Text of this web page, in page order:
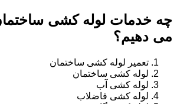
چه خدمات لوله کشی
می دهیم؟
تعمیر لوله کشی ساختمان
لوله کشی ساختمان
لوله کشی آب
لوله کشی فاضلاب